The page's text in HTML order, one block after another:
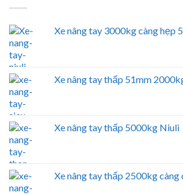
Xe nâng tay 3000kg càng hẹp
Xe nâng tay thấp 51mm
Xe nâng tay thấp 5000kg Niuli
Xe nâng tay thấp 2500kg càng